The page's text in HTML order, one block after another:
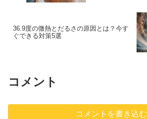
36.9度の微熱とだるさの原因とは？今す
ぐできる対策5選
コメント
コメントを書き込む